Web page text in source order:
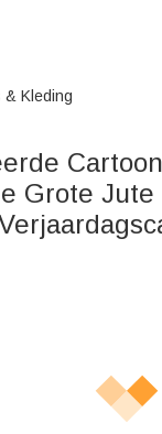
Kleding
Grote